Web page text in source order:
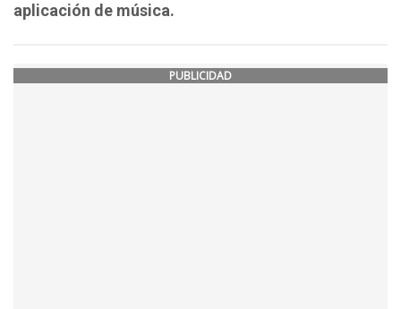
aplicación de música.
PUBLICIDAD